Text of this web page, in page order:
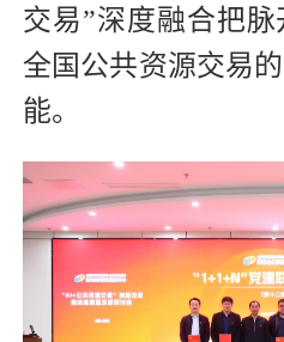
交易”深度融合把
全国公共资源交易
能。